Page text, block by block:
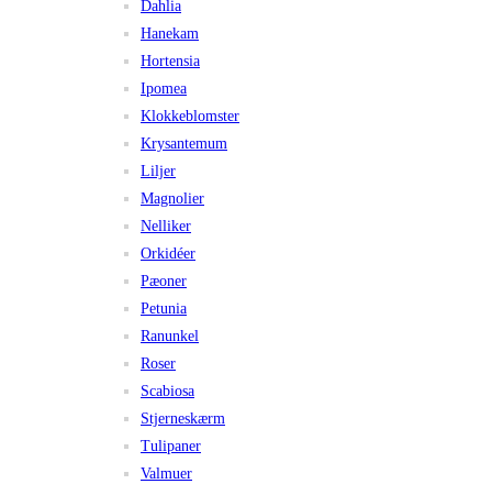
Dahlia
Hanekam
Hortensia
Ipomea
Klokkeblomster
Krysantemum
Liljer
Magnolier
Nelliker
Orkidéer
Pæoner
Petunia
Ranunkel
Roser
Scabiosa
Stjerneskærm
Tulipaner
Valmuer